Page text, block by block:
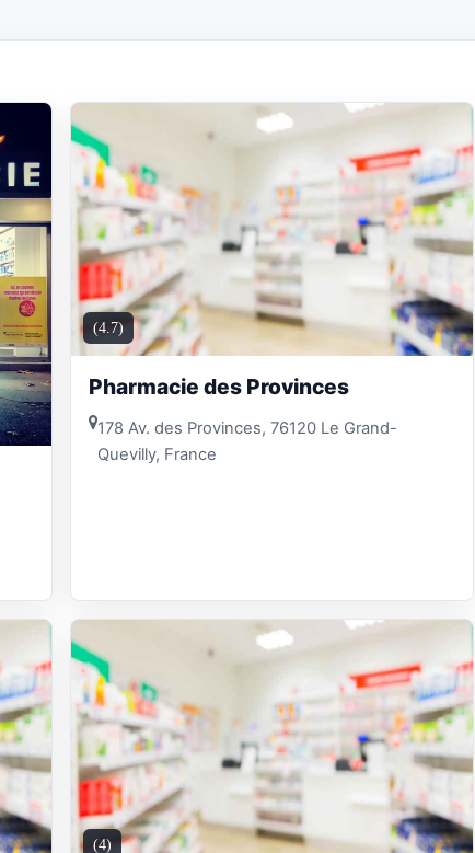
(4.7)
Pharmacie des Provinces
178 Av. des Provinces, 76120 Le Grand-
Quevilly, France
(4)